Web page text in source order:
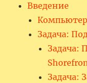
Введение
Компьютер
Задача:
Задача:
Задача: